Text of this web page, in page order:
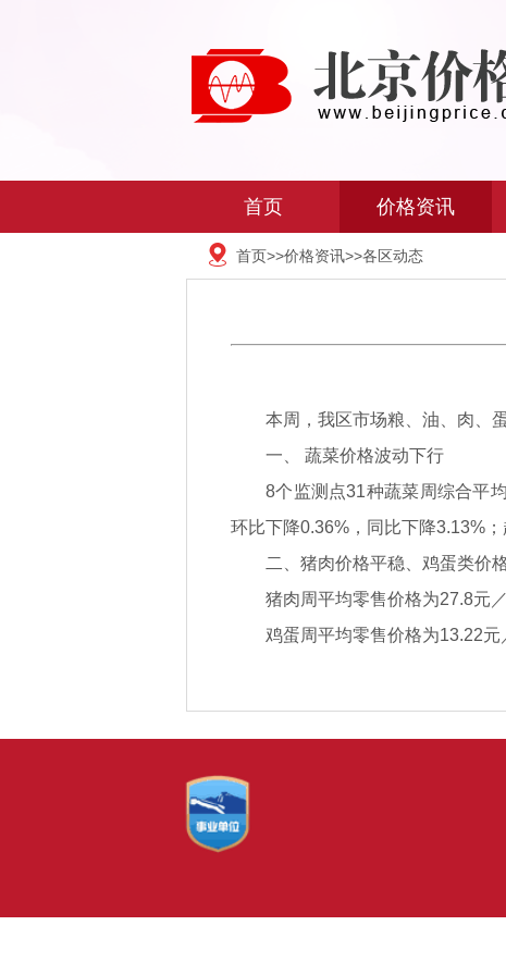
首页 价格资讯
首页>>价格资讯>>各区动态
本周，我区市场粮、油、肉、
一、 蔬菜价格波动下行
8个监测点31种蔬菜周综合平
环比下降0.36%，同比下降3.13%
二、猪肉价格平稳、鸡蛋类价
猪肉周平均零售价格为27.8元
鸡蛋周平均零售价格为13.22元